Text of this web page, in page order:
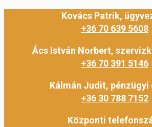
Kovács Patrik,
+36 70 639 5608
Ács István Norbert,
+36 70 391 5146
Kálmán Judit, pénzügyi
+36 30 788 7152
Központi